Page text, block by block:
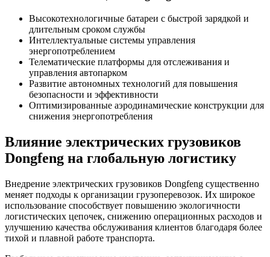
Высокотехнологичные батареи с быстрой зарядкой и
длительным сроком службы
Интеллектуальные системы управления
энергопотреблением
Телематические платформы для отслеживания и
управления автопарком
Развитие автономных технологий для повышения
безопасности и эффективности
Оптимизированные аэродинамические конструкции для
снижения энергопотребления
Влияние электрических грузовиков
Dongfeng на глобальную логистику
Внедрение электрических грузовиков Dongfeng существенно
меняет подходы к организации грузоперевозок. Их широкое
использование способствует повышению экологичности
логистических цепочек, снижению операционных расходов и
улучшению качества обслуживания клиентов благодаря более
тихой и плавной работе транспорта.